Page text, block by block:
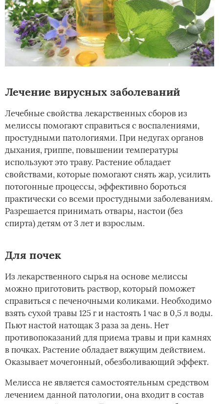
Лечение вирусных заболеваний
Лечебные свойства лекарственных сборов из
мелиссы помогают справиться с воспалениями,
простудными патологиями. При недугах органов
дыхания, гриппе, повышении температуры
используют это траву. Растение обладает
свойствами, которые помогают снять жар, усилить
потогонные процессы, эффективно бороться
практически со всеми простудными заболеваниям.
Разрешается принимать отвары, настои (без
спирта) детям от 3 лет и взрослым.
Для почек
Из лекарственного сырья на основе мелиссы
можно приготовить раствор, который поможет
справиться с печеночными коликами. Необходимо
взять сухой травы 125 г и настоять 1 час в 0,5 л воды.
Пьют настой натощак 3 раза за день. Нет
противопоказаний для приема травы и при камнях
в почках. Растение обладает вяжущим действием.
Оказывает мочегонный, обезболивающий эффект.
Мелисса не является самостоятельным средством
лечением данной патологии, она входит в состав